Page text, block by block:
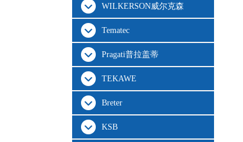
WILKERSON威尔克森
Tematec
Pragati普拉盖蒂
TEKAWE
Breter
KSB